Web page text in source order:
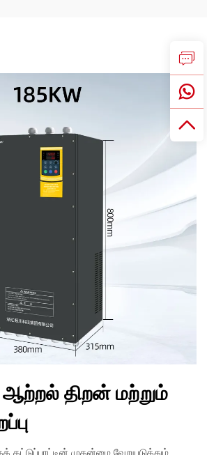
திறன் மற்றும்
கட்டுப்பாட்டின் முதன்மை வேறுபடுத்தும்